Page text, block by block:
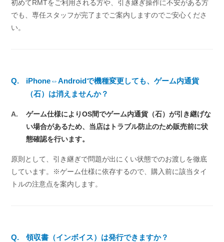
初めてRMTをご利用される方や、引き継ぎ操作に不安がある方
でも、専任スタッフが完了までご案内しますのでご安心くださ
い。
Q.
iPhone⇔Androidで機種変更しても、ゲーム内通貨
（石）は消えませんか？
A.
ゲーム仕様によりOS間でゲーム内通貨（石）が引き継げな
い場合があるため、当店はトラブル防止のため販売前に状
態確認を行います。
原則として、引き継ぎで問題が出にくい状態でのお渡しを徹底
しています。※ゲーム仕様に依存するので、購入前に該当タイ
トルの注意点を案内します。
Q. 領収書（インボイス）は発行できますか？